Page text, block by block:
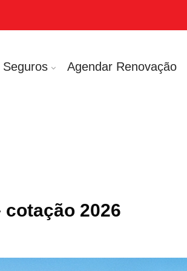
Seguros Agendar Renovação
2026